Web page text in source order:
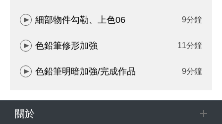
細部物件勾勒、上色06 9分鐘
色鉛筆修形加強 11分鐘
色鉛筆明暗加強/完成作品 9分鐘
關於